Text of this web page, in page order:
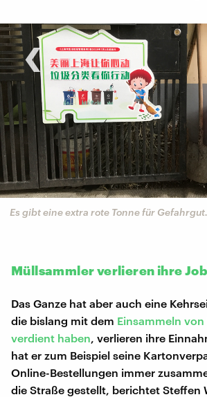
Es gibt eine extra rote Tonne für Gefahrgut.
‹
Müllsammler verlieren ihre
Das Ganze hat aber auch eine
die bislang mit dem Einsammeln
verdient haben , verlieren ihre
hat er zum Beispiel seine
Online-Bestellungen immer
die Straße gestellt, berichtet Steffen